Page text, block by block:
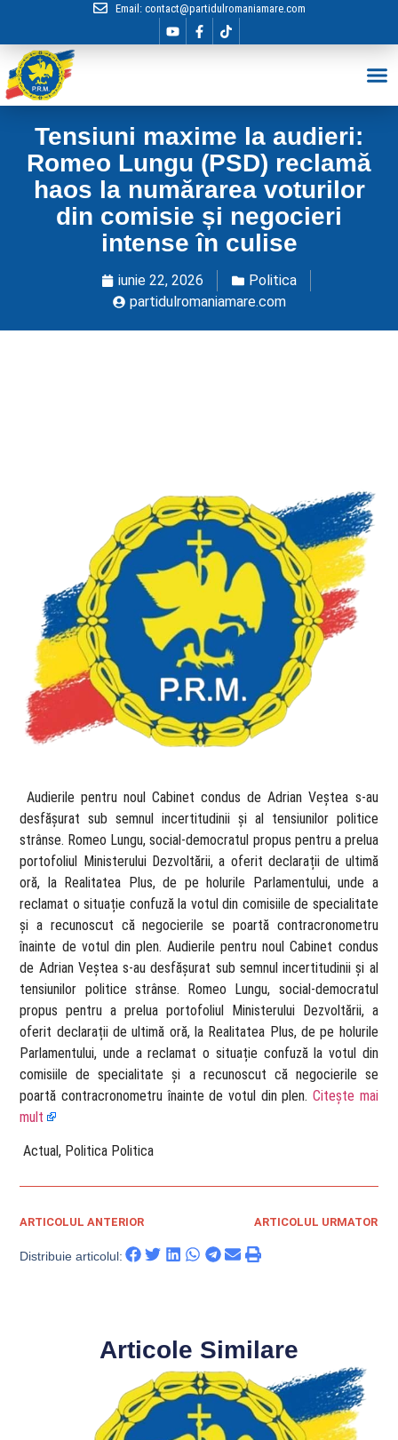
Email: contact@partidulromaniamare.com
Tensiuni maxime la audieri:
Romeo Lungu (PSD) reclamă
haos la numărarea voturilor
din comisie și negocieri
intense în culise
iunie 22, 2026
Politica
partidulromaniamare.com
​ Audierile pentru noul Cabinet condus de Adrian Veștea s-au
desfășurat sub semnul incertitudinii și al tensiunilor politice
strânse. Romeo Lungu, social-democratul propus pentru a prelua
portofoliul Ministerului Dezvoltării, a oferit declarații de ultimă
oră, la Realitatea Plus, de pe holurile Parlamentului, unde a
reclamat o situație confuză la votul din comisiile de specialitate
și a recunoscut că negocierile se poartă contracronometru
înainte de votul din plen. Audierile pentru noul Cabinet condus
de Adrian Veștea s-au desfășurat sub semnul incertitudinii și al
tensiunilor politice strânse. Romeo Lungu, social-democratul
propus pentru a prelua portofoliul Ministerului Dezvoltării, a
oferit declarații de ultimă oră, la Realitatea Plus, de pe holurile
Parlamentului, unde a reclamat o situație confuză la votul din
comisiile de specialitate și a recunoscut că negocierile se
poartă contracronometru înainte de votul din plen. Citește mai
mult
​ Actual, Politica Politica
ARTICOLUL ANTERIOR ARTICOLUL URMATOR
Distribuie articolul:
Articole Similare